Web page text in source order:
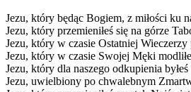
Jezu, który będąc Bogiem, z miłości ku
Jezu, który przemieniłeś się na górze
Jezu, który w czasie Ostatniej
Jezu, który w czasie Swojej Męki
Jezu, który dla naszego odkupienia
Jezu, uwielbiony po chwalebnym